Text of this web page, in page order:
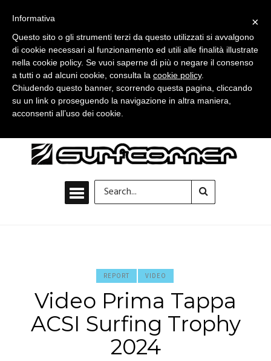
REPORT VIDEO
Video Prima Tappa
ACSI Surfing Trophy
2024
×
Informativa
Questo sito o gli strumenti terzi da questo utilizzati si avvalgono
di cookie necessari al funzionamento ed utili alle finalità illustrate
nella cookie policy. Se vuoi saperne di più o negare il consenso
a tutti o ad alcuni cookie, consulta la cookie policy.
Chiudendo questo banner, scorrendo questa pagina, cliccando
su un link o proseguendo la navigazione in altra maniera,
acconsenti all’uso dei cookie.